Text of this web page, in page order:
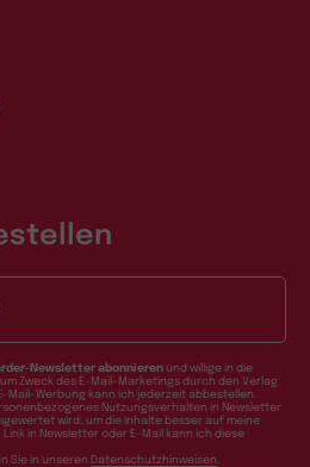
Newsletter abonnieren und willige in die
Zweck des E-Mail-Marketings durch den Verlag
Mail-Werbung kann ich jederzeit abbestellen.
Nutzungsverhalten in Newsletter
wird, um die Inhalte besser auf meine
in Newsletter oder E-Mail kann ich diese
Sie in unseren Datenschutzhinweisen